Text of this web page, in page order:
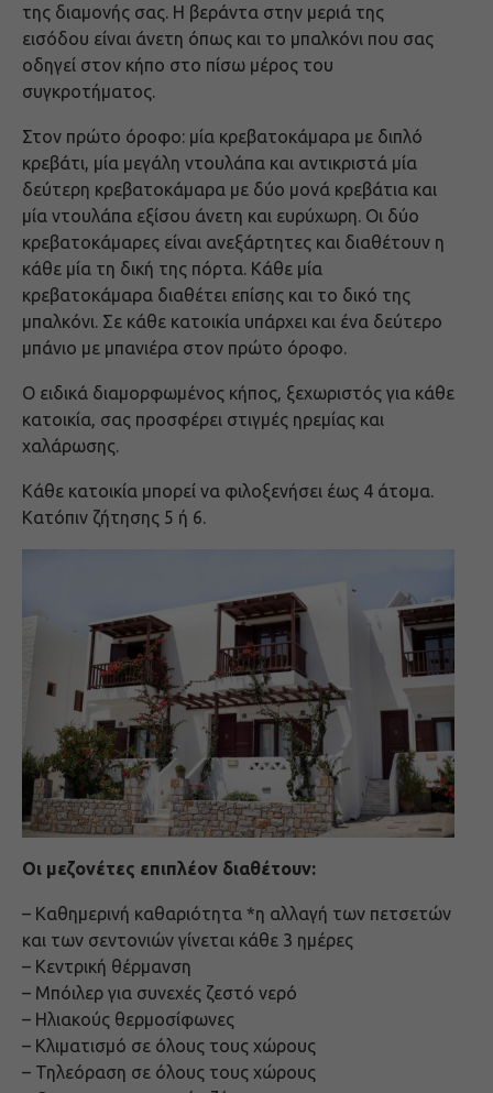
της διαμονής σας. Η βεράντα στην μεριά της
εισόδου είναι άνετη όπως και το μπαλκόνι που σας
οδηγεί στον κήπο στο πίσω μέρος του
συγκροτήματος.
Στον πρώτο όροφο: μία κρεβατοκάμαρα με διπλό
κρεβάτι, μία μεγάλη ντουλάπα και αντικριστά μία
δεύτερη κρεβατοκάμαρα με δύο μονά κρεβάτια και
μία ντουλάπα εξίσου άνετη και ευρύχωρη. Οι δύο
κρεβατοκάμαρες είναι ανεξάρτητες και διαθέτουν η
κάθε μία τη δική της πόρτα. Κάθε μία
κρεβατοκάμαρα διαθέτει επίσης και το δικό της
μπαλκόνι. Σε κάθε κατοικία υπάρχει και ένα δεύτερο
μπάνιο με μπανιέρα στον πρώτο όροφο.
Ο ειδικά διαμορφωμένος κήπος, ξεχωριστός για κάθε
κατοικία, σας προσφέρει στιγμές ηρεμίας και
χαλάρωσης.
Κάθε κατοικία μπορεί να φιλοξενήσει έως 4 άτομα.
Κατόπιν ζήτησης 5 ή 6.
Οι μεζονέτες επιπλέον διαθέτουν:
– Καθημερινή καθαριότητα *η αλλαγή των πετσετών
και των σεντονιών γίνεται κάθε 3 ημέρες
– Κεντρική θέρμανση
– Μπόιλερ για συνεχές ζεστό νερό
– Ηλιακούς θερμοσίφωνες
– Κλιματισμό σε όλους τους χώρους
– Τηλεόραση σε όλους τους χώρους